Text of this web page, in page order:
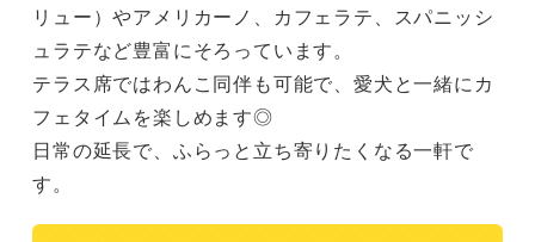
リュー）やアメリカーノ、カフェラテ、スパニッシ
ュラテなど豊富にそろっています。
テラス席ではわんこ同伴も可能で、愛犬と一緒にカ
フェタイムを楽しめます◎
日常の延長で、ふらっと立ち寄りたくなる一軒で
す。